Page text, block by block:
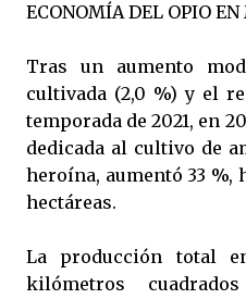
ECONOMÍA DEL OPIO EN
Tras un aumento
cultivada (2,0 %) y el
temporada de 2021, en
dedicada al cultivo de
heroína, aumentó 33 %,
hectáreas.
La producción total
kilómetros